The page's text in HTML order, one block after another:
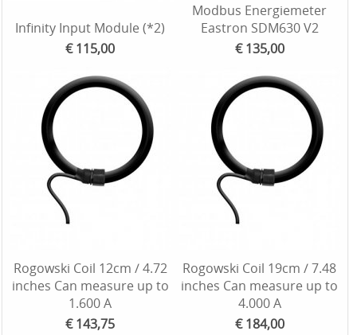
Infinity Input Module (*2)
€ 115,00
Modbus Energiemeter
Eastron SDM630 V2
€ 135,00
Rogowski Coil 12cm / 4.72
inches Can measure up to
1.600 A
€ 143,75
Rogowski Coil 19cm / 7.48
inches Can measure up to
4.000 A
€ 184,00